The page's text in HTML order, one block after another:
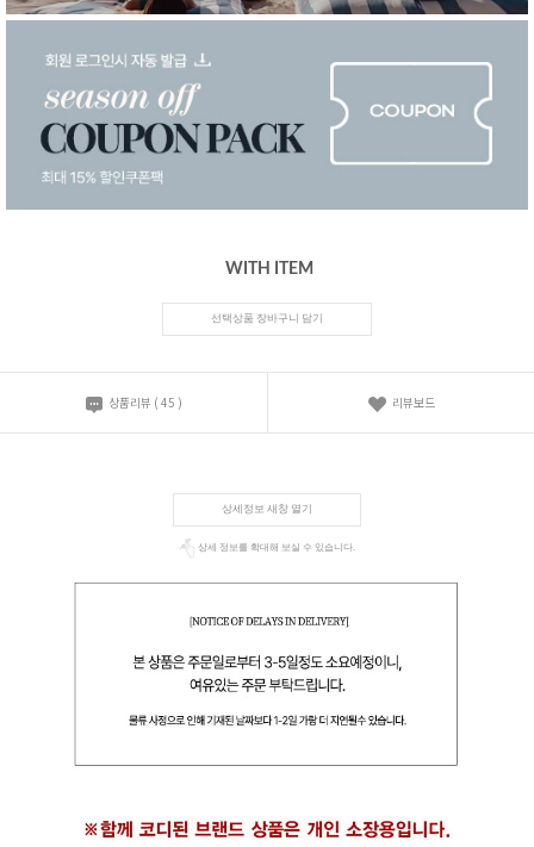
WITH ITEM
선택상품 장바구니 담기
상품리뷰 ( 45 ) 리뷰보드
상세정보 새창 열기
상세 정보를 확대해 보실 수 있습니다.